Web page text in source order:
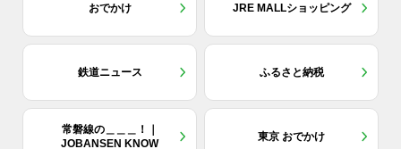
おでかけ JRE MALLショッピング
鉄道ニュース ふるさと納税
常磐線の＿＿＿！｜
JOBANSEN KNOW
東京 おでかけ